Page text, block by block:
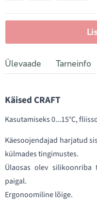
Ülevaade Tarneinfo
Käised CRAFT
Kasutamiseks 0...15°C,
Käesoojendajad harjatud
külmades tingimustes.
Ülaosas olev silikoonriba
paigal.
Ergonoomiline lõige.